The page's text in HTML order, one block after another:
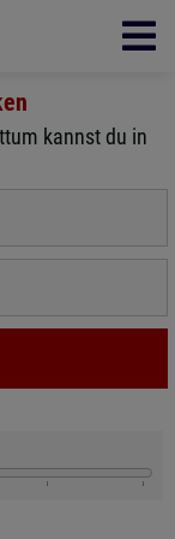
kannst du in